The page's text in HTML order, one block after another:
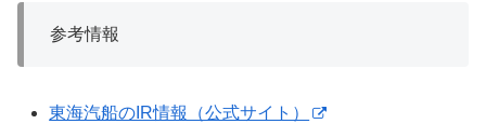
参考情報
東海汽船のIR情報（公式サイト）